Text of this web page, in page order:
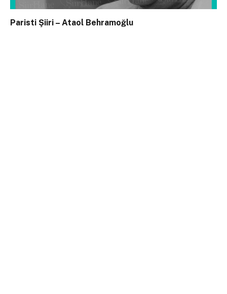
Paristi Şiiri – Ataol Behramoğlu